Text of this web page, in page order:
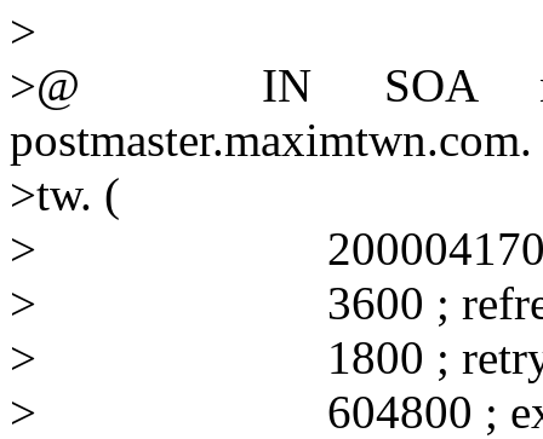
>
>@ IN SOA
postmaster.maximtwn.com.
>tw. (
> 2000041703 ;
> 3600 ;
> 1800 ;
> 604800 ;